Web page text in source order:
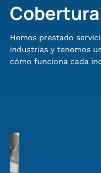
Hemos prestado
industrias y tenemos
cómo funciona cada